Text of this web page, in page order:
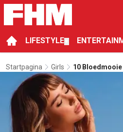
LIFESTYLE
Startpagina Girls
10